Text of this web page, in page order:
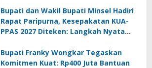
Bupati dan Wakil Bupati Minsel Hadiri
Rapat Paripurna, Kesepakatan KUA-
PPAS 2027 Diteken: Langkah Nyata
Bupati Franky Wongkar Tegaskan
Komitmen Kuat: Rp400 Juta Bantuan